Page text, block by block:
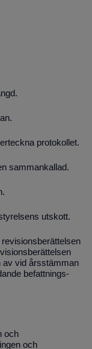
protokollet.
sammankallad.
utskott.
av vid årsstämman
befattnings­
och
och